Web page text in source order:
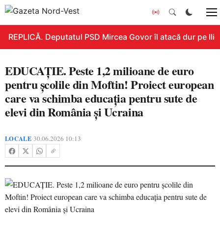
REPLICĂ. Deputatul PSD Mircea Govor îl atacă dur pe
EDUCAȚIE. Peste 1,2 milioane de euro
pentru școlile din Moftin! Proiect european
care va schimba educația pentru sute de
elevi din România și Ucraina
LOCALE•30.06.2026 10:13